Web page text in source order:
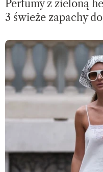
Perfumy z zieloną
3 świeże zapachy